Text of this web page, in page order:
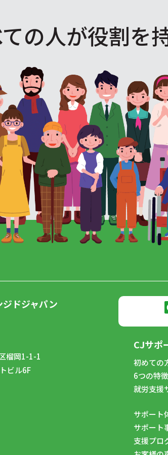
の人が役割を
ドジャパン
榴岡1-1-1
ビル6F
CJサポ
初めての
6つの特徴
就労支援
サポート
サポート
支援プロ